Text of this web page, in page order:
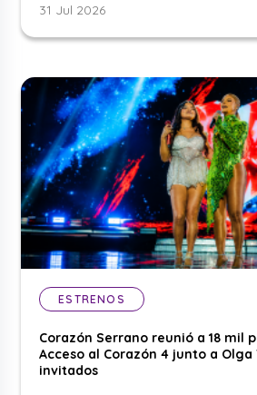
31 Jul 2026
ESTRENOS
Corazón Serrano reunió a 18 mil
Acceso al Corazón 4 junto a
invitados